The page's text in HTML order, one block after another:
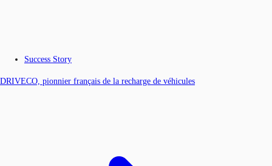
Success Story
DRIVECO, pionnier français de la recharge de véhicules